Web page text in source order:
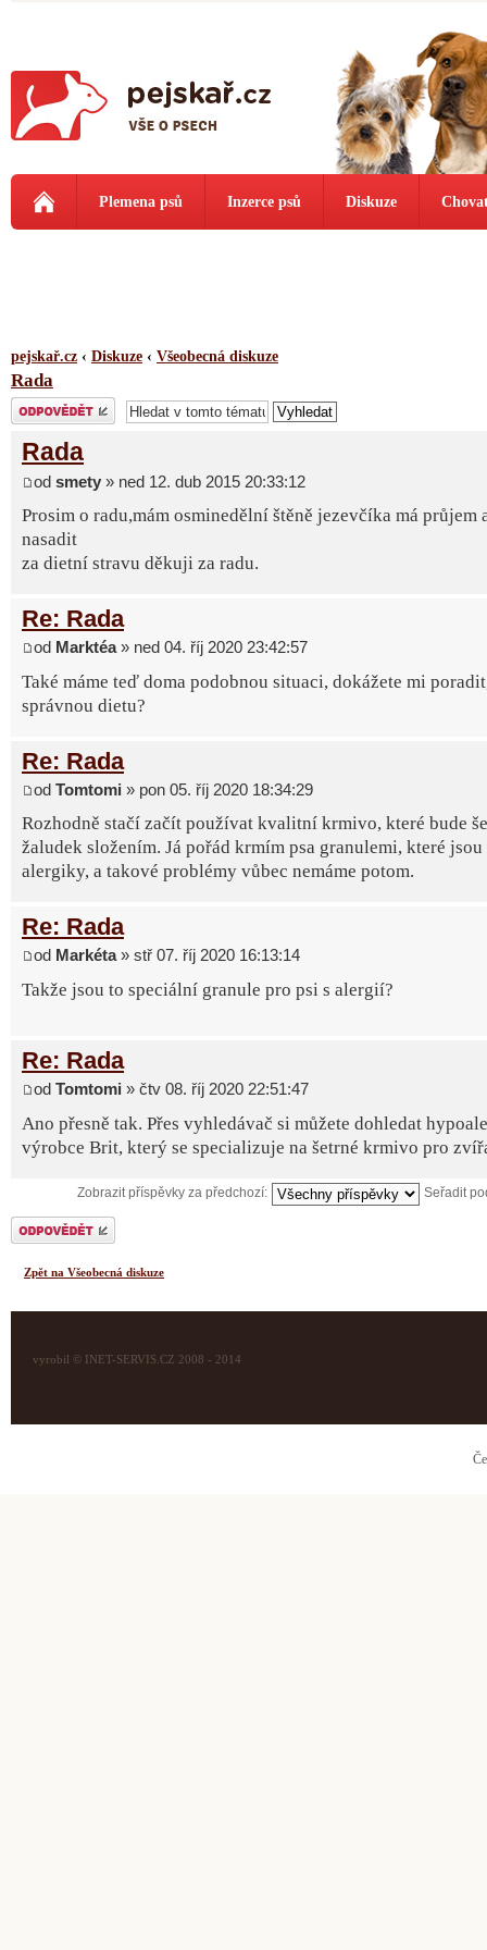
Plemena psů Inzerce psů Diskuze
pejskař.cz ‹ Diskuze ‹ Všeobecná diskuze
Rada
Odeslat odpověď
Rada
od smety » ned 12. dub 2015 20:33:12
Prosim o radu,mám osminedělní štěně jezevčíka má průjem
nasadit
za dietní stravu děkuji za radu.
Re: Rada
od Marktéa» ned 04. říj 2020 23:42:57
Také máme teď doma podobnou situaci, dokážete mi
správnou dietu?
Re: Rada
od Tomtomi » pon 05. říj 2020 18:34:29
Rozhodně stačí začít používat kvalitní krmivo, které bude
žaludek složením. Já pořád krmím psa granulemi, které
alergiky, a takové problémy vůbec nemáme potom.
Re: Rada
od Markéta» stř 07. říj 2020 16:13:14
Takže jsou to speciální granule pro psi s alergií?
Re: Rada
od Tomtomi » čtv 08. říj 2020 22:51:47
Ano přesně tak. Přes vyhledávač si můžete dohledat
výrobce Brit, který se specializuje na šetrné krmivo pro
Zobrazit příspěvky za předchozí: Seřadit
Odeslat odpověď
Zpět na Všeobecná diskuze
vyrobil © INET-SERVIS.CZ 2008 - 2014